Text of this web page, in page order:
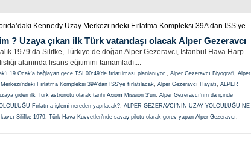
Kennedy Uzay Merkezi’ndeki Fırlatma Kompleksi 39A’dan ISS’ye
? Uzaya çıkan ilk Türk vatandaşı olacak Alper Gezeravcı
1979’da Silifke, Türkiye’de doğan Alper Gezeravcı, İstanbul Hava Harp
alanında lisans eğitimini tamamladı....
19 Ocak'a bağlayan gece TSİ 00:49'de fırlatılması planlanıyor., Alper Gezeravcı Biyografi, Alper
Fırlatma Kompleksi 39A'dan ISS'ye fırlatılacak, Alper Gezeravcı Hayatı, ALPER
giden ilk Türk astronotu olarak tarihi Axiom Mission 3'ün, Alper Gezeravcı'nın da içinde
Fırlatma işlemi nereden yapılacak?, ALPER GEZERAVCI'NIN UZAY YOLCULUĞU NE
Silifke 1979, Türk Hava Kuvvetleri'nde savaş pilotu olarak görev yapan Alper Gezeravcı,